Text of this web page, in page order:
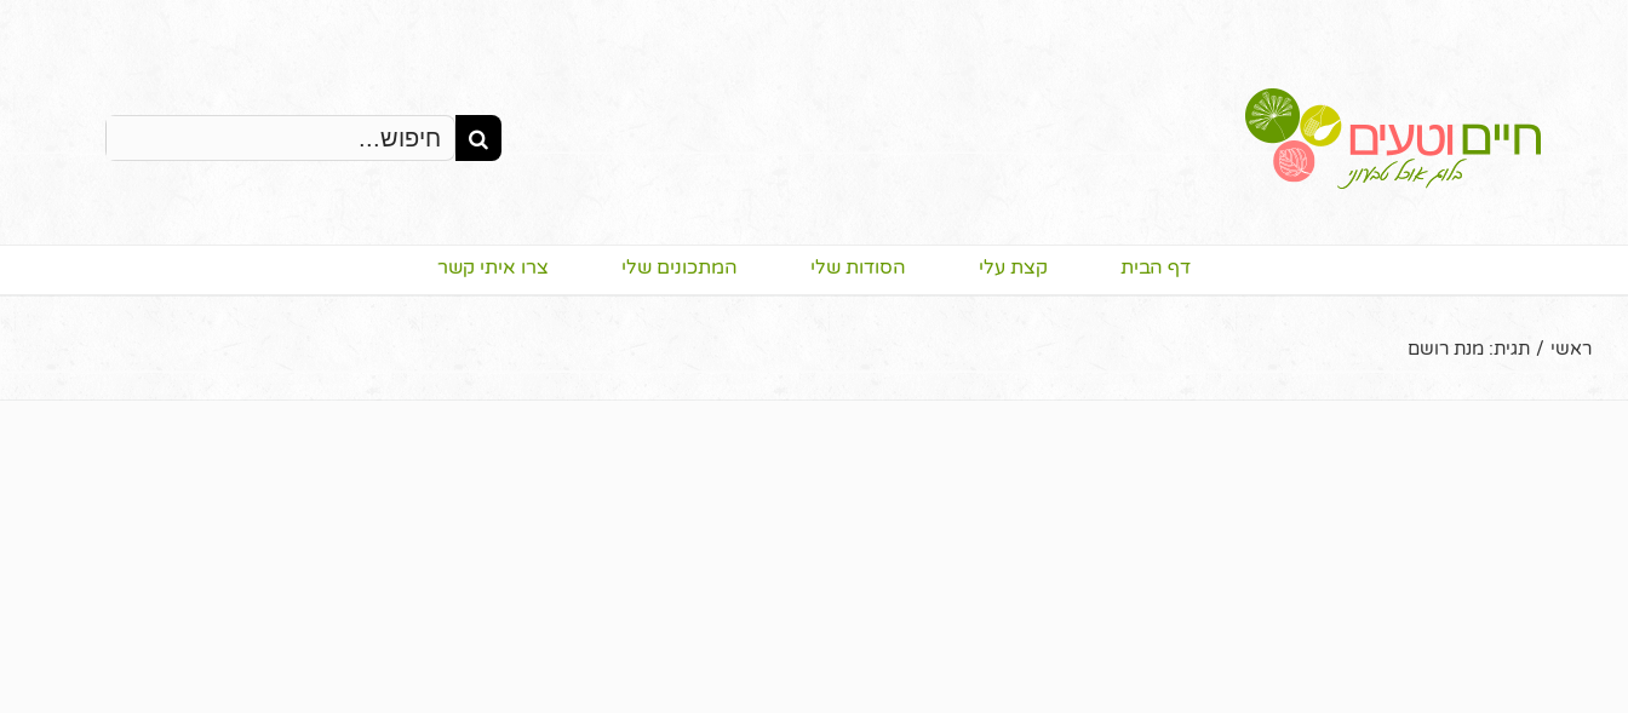
Search
for:
דף הבית קצת עלי הסודות שלי המתכונים שלי צרו איתי קשר
ראשי / תגית: מנת רושם